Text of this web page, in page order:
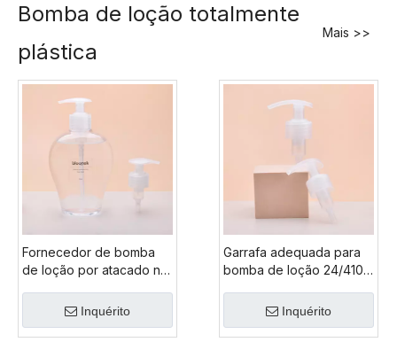
de plástico
Bomba de loção totalmente
plástica
Mais >>
Fornecedor de bomba
de loção por atacado na
plástico Pp reciclada,
bomba de garrafa Pp de
Inquérito
Garrafa adequada para
bomba de loção 24/410,
garrafa de loção vazia
grande de 1000ml para
Inquérito